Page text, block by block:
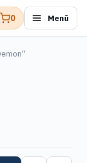
Menü
0